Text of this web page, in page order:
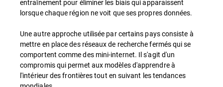
entraînement pour éliminer les biais qui apparaissent
lorsque chaque région ne voit que ses propres données.
Une autre approche utilisée par certains pays consiste à
mettre en place des réseaux de recherche fermés qui se
comportent comme des mini-internet. Il s'agit d'un
compromis qui permet aux modèles d'apprendre à
l'intérieur des frontières tout en suivant les tendances